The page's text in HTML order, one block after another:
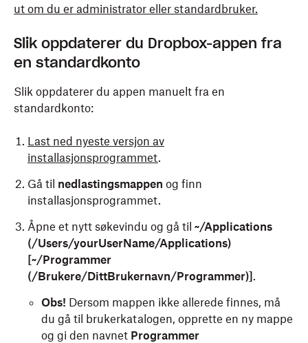
ut om du er administrator eller standardbruker.
Slik oppdaterer du Dropbox-appen fra
en standardkonto
Slik oppdaterer du appen manuelt fra en
standardkonto:
Last ned nyeste versjon av
installasjonsprogrammet.
Gå til nedlastingsmappen og finn
installasjonsprogrammet.
Åpne et nytt søkevindu og gå til ~/Applications
(/Users/yourUserName/Applications)
[~/Programmer
(/Brukere/DittBrukernavn/Programmer)] .
Obs! Dersom mappen ikke allerede finnes, må
du gå til brukerkatalogen, opprette en ny mappe
og gi den navnet Programmer